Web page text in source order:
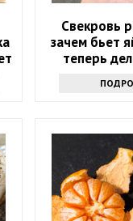
Свекровь
зачем бьет
теперь